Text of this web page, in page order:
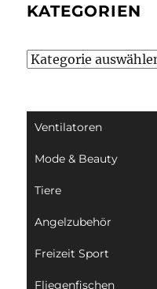
KATEGORIEN
Kategorien
Ventilatoren
Mode & Beauty
Tiere
Angelzubehör
Freizeit Sport
Fliegenfischen